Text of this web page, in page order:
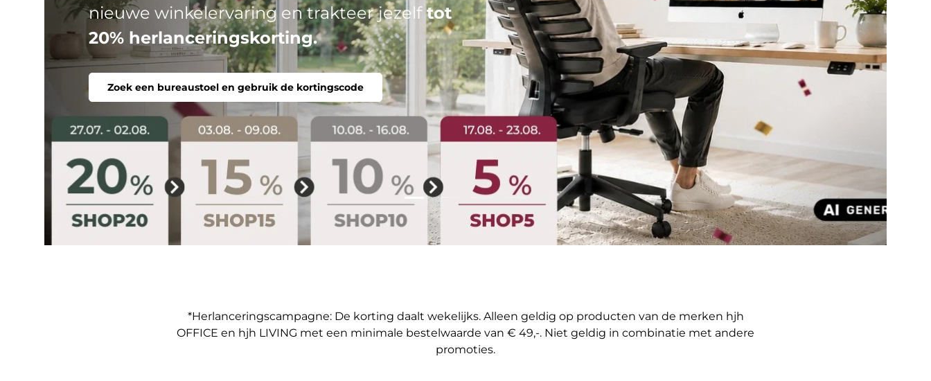
Drie productlijnen, één doel: jouw perfecte
stoel. Ergonomisch, comfortabel, individueel.
Zoek een bureaustoel
Dia laden 1 van 4
Dia laden 2 van 4
Dia laden 3 van 4
Dia laden 4 van 4
*Herlanceringscampagne: De korting daalt wekelijks. Alleen geldig op producten van de merken hjh
OFFICE en hjh LIVING met een minimale bestelwaarde van € 49,-. Niet geldig in combinatie met andere
promoties.